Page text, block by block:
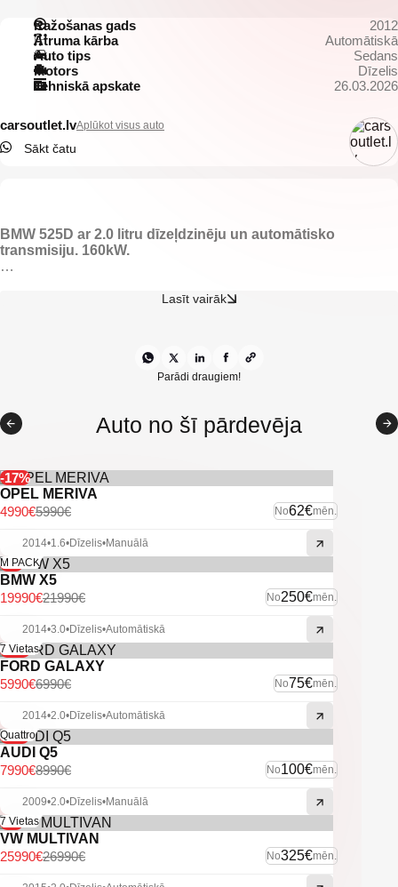
Ražošanas gads
2012
Ātruma kārba
Automātiskā
Auto tips
Sedans
Motors
Dīzelis
Tehniskā apskate
26.03.2026
carsoutlet.lvAplūkot visus auto
Sākt čatu
BMW 525D ar 2.0 litru dīzeļdzinēju un automātisko
transmisiju. 160kW.
-Elektriski regulējami un apsildāmi spoguļi.
-Keyless go.
-Priekšējie parkošanās sensori.
-Aizmugurējie parkošanās sensori.
-Gaisa kondicionieris.
-Start/stop funkcija.
-Keyless go.
-Kruīzkontrole.
-Xenon
-Miglas lukturi.
-U.C. ekstras.
Lasīt vairāk
Parādi draugiem!
Auto no šī pārdevēja
-17%
OPEL MERIVA
No62€mēn.
5990€
4990€
2014•1.6•Dīzelis•Manuālā
-9%
M PACK
BMW X5
No250€mēn.
21990€
19990€
2014•3.0•Dīzelis•Automātiskā
-14%
7 Vietas
FORD GALAXY
No75€mēn.
6990€
5990€
2014•2.0•Dīzelis•Automātiskā
-11%
Quattro
AUDI Q5
No100€mēn.
8990€
7990€
2009•2.0•Dīzelis•Manuālā
-4%
7 Vietas
VW MULTIVAN
No325€mēn.
26990€
25990€